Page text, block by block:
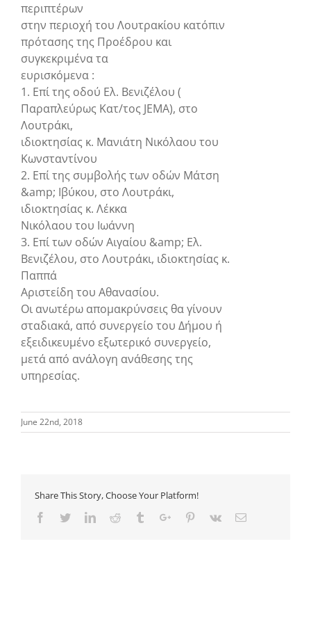
περιπτέρων
στην περιοχή του Λουτρακίου κατόπιν
πρότασης της Προέδρου και
συγκεκριμένα τα
ευρισκόμενα :
1. Επί της οδού Ελ. Βενιζέλου (
Παραπλεύρως Κατ/τος JEMA), στο
Λουτράκι,
ιδιοκτησίας κ. Μανιάτη Νικόλαου του
Κωνσταντίνου
2. Επί της συμβολής των οδών Μάτση
&amp; Ιβύκου, στο Λουτράκι,
ιδιοκτησίας κ. Λέκκα
Νικόλαου του Ιωάννη
3. Επί των οδών Αιγαίου &amp; Ελ.
Βενιζέλου, στο Λουτράκι, ιδιοκτησίας κ.
Παππά
Αριστείδη του Αθανασίου.
Οι ανωτέρω απομακρύνσεις θα γίνουν
σταδιακά, από συνεργείο του Δήμου ή
εξειδικευμένο εξωτερικό συνεργείο,
μετά από ανάλογη ανάθεσης της
υπηρεσίας.
June 22nd, 2018
Share This Story, Choose Your Platform!
Facebook
TwitterLinkedinReddit TumblrGoogle+Pinterest
Vk Email